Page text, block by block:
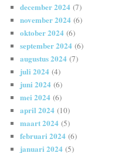
december 2024 (7)
november 2024 (6)
oktober 2024 (6)
september 2024 (6)
augustus 2024 (7)
juli 2024 (4)
juni 2024 (6)
mei 2024 (6)
april 2024 (10)
maart 2024 (5)
februari 2024 (6)
januari 2024 (5)